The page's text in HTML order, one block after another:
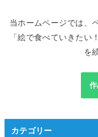
当ホームページでは、
「絵で食べていきたい
を
カテゴリー